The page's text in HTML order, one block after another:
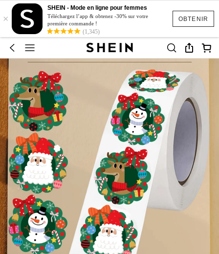
OBTENIR
×
SHEIN - Mode en ligne pour femmes
Téléchargez l’app & obtenez -30% sur votre
première commande !
(1,345)